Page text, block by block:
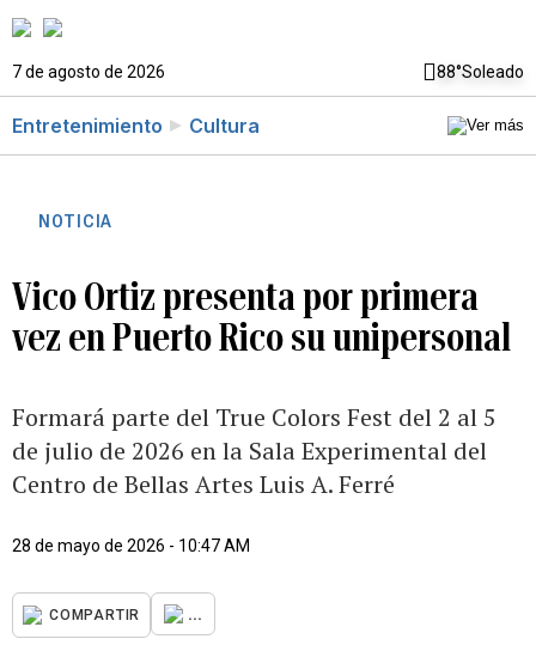
7 de agosto de 2026 88°Soleado
Entretenimiento Cultura
NOTICIA
Vico Ortiz presenta por primera
vez en Puerto Rico su unipersonal
Formará parte del True Colors Fest del 2 al 5
de julio de 2026 en la Sala Experimental del
Centro de Bellas Artes Luis A. Ferré
28 de mayo de 2026 - 10:47 AM
COMPARTIR ...